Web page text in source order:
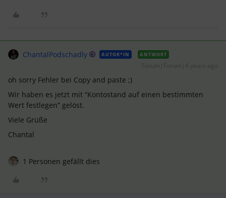
ChantalPodschadly AUTOR*IN ANTWORT
oh sorry Fehler bei Copy and paste ;)
Wir haben es jetzt mit “Kontostand auf einen bestimmten
Wert festlegen” gelöst.
Viele Grüße
Chantal
1 Personen gefällt dies